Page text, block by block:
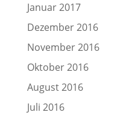
Januar 2017
Dezember 2016
November 2016
Oktober 2016
August 2016
Juli 2016